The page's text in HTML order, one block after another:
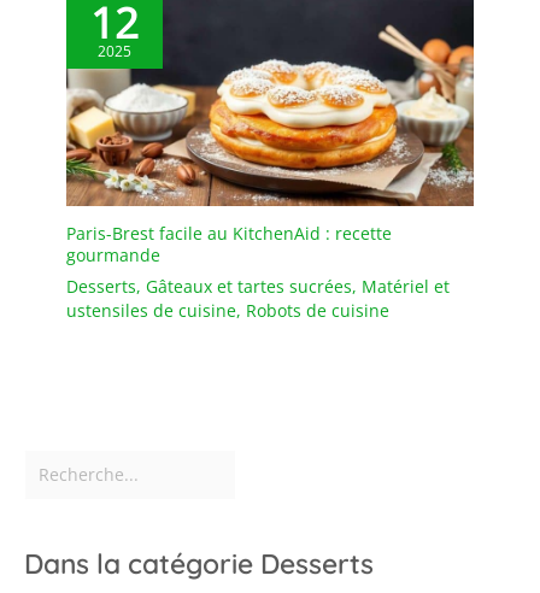
12
2025
Paris-Brest facile au KitchenAid : recette
gourmande
Desserts, Gâteaux et tartes sucrées, Matériel et
ustensiles de cuisine, Robots de cuisine
Dans la catégorie Desserts